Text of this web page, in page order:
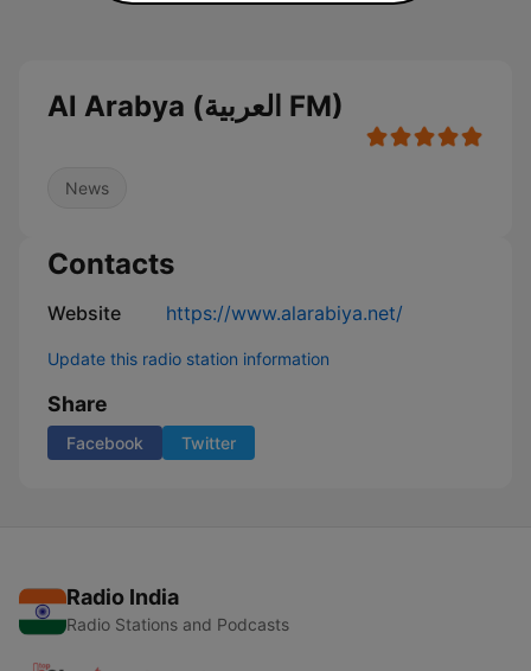
Al Arabya (العربية FM)
News
Contacts
Website https://www.alarabiya.net/
Update this radio station information
Share
Facebook Twitter
Radio India
Radio Stations and Podcasts